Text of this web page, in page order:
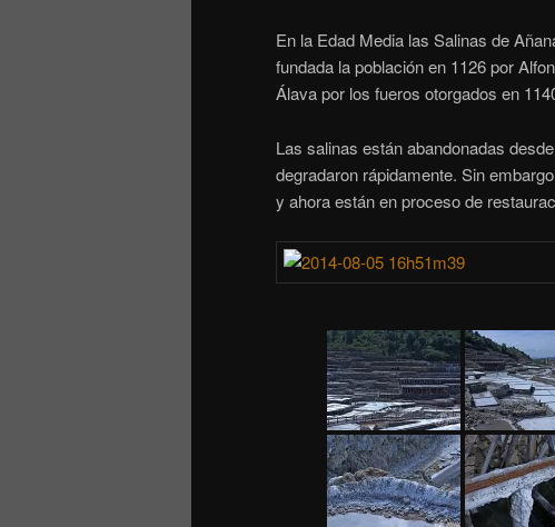
En la Edad Media las Salinas de
fundada la población en 1126 por
Álava por los fueros otorgados en
Las salinas están abandonadas
degradaron rápidamente. Sin
y ahora están en proceso de